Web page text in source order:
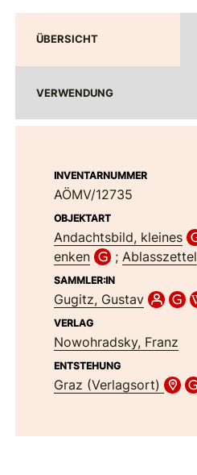
ÜBERSICHT
VERWENDUNG
INVENTARNUMMER
AÖMV/12735
OBJEKTART
Andachtsbild, kleines
enken
; Ablasszettel
SAMMLER:IN
Gugitz, Gustav
VERLAG
Nowohradsky, Franz
ENTSTEHUNG
Graz (Verlagsort)